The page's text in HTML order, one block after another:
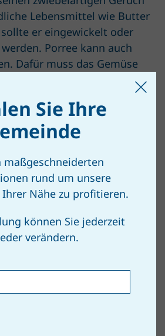
Lebensmittel wie Butter
er eingewickelt oder
Porree kann auch
Dafür muss das Gemüse
Sie Ihre
maßgeschneiderten
rund um unsere
Nähe zu profitieren.
können Sie jederzeit
verändern.